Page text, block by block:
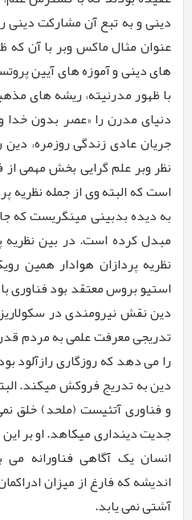
دینی و به تبع آن مشارکت دینی
عنوان مثال ماکس وبر با آن که
های دینی و آموزه های آیین
با ظهور مدرنیته، ریشه های
دنیای مدرن را «عصر بدون خدا
جریان عادی زندگی روزمره،
نظر وبر علم گرایی بخش مهمی از
است که البته وی از جمله نظریه
به دیده بدبینی می­نگریست که
مبدل کرده است. در بین نظریه
نظریه ­پردازان هوادار همین
استیو بروس معتقد بود فناوری
دین نقش نیرومندی در
تدریجی معرفت علمی به مردم
را می دهد که روزگاری رازآلود
دین به تدریج فروکش می­کند.
و فناوری آتئیست (ملحد) خلق
جدیت دینداری می­کاهد. او بر
انسان یک آگاهی فناورانه
اندیشه که فارغ از میزان
آشتی نمی ­یابد.